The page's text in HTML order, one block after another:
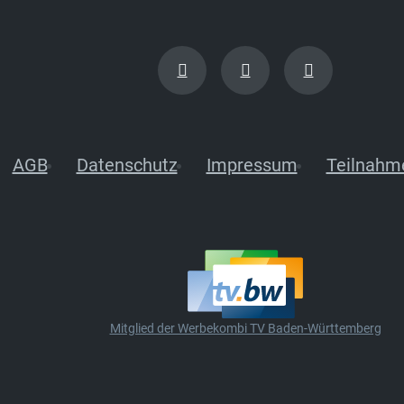
AGB Datenschutz Impressum
Mitglied der Werbekombi TV Baden-Württemberg